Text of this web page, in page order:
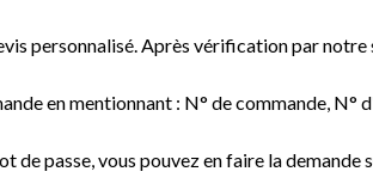
personnalisé. Après vérification par
en mentionnant : N° de commande,
de passe, vous pouvez en faire la